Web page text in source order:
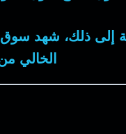
إلى ذلك، شهد
الخالي